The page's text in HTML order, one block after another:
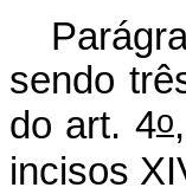
sendo
do art. 4o
incisos